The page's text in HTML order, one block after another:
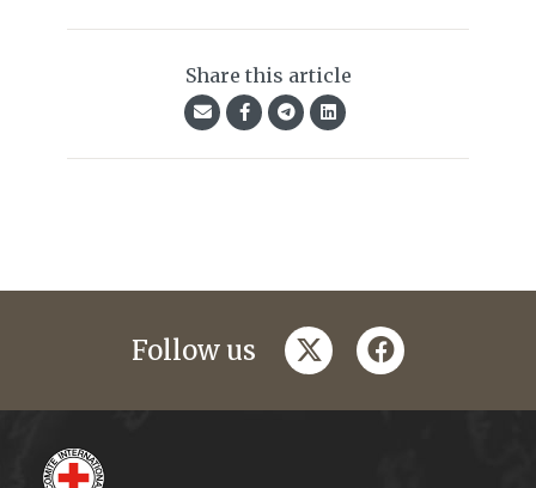
Share this article
Follow us twitterfacebook